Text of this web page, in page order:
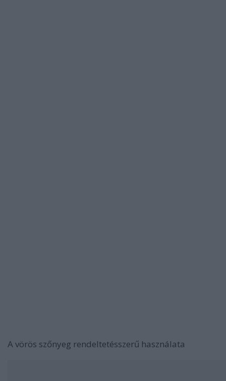
A vörös szőnyeg rendeltetésszerű használata